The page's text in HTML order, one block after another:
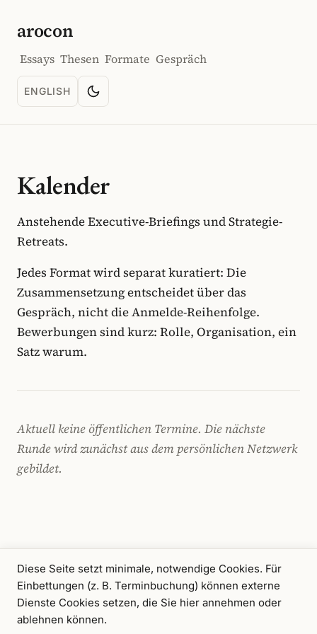
arocon
Essays Thesen Formate Gespräch
ENGLISH
LANGUAGE: ENGLISH
Farbschema wechseln
Kalender
Anstehende Executive-Briefings und Strategie-
Retreats.
Jedes Format wird separat kuratiert: Die
Zusammensetzung entscheidet über das
Gespräch, nicht die Anmelde-Reihenfolge.
Bewerbungen sind kurz: Rolle, Organisation, ein
Satz warum.
Aktuell keine öffentlichen Termine. Die nächste
Runde wird zunächst aus dem persönlichen Netzwerk
gebildet.
Diese Seite setzt minimale, notwendige Cookies. Für
Einbettungen (z. B. Terminbuchung) können externe
Dienste Cookies setzen, die Sie hier annehmen oder
ablehnen können.